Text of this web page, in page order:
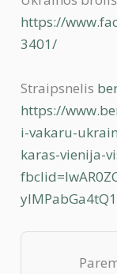
https://
3401/
Straipsnelis
https://
i-vakaru-
karas-vienija-